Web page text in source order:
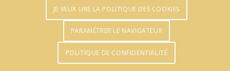
JE VEUX LIRE LA POLITIQUE DES COOKIES
PARAMÉTRER LE NAVIGATEUR
POLITIQUE DE CONFIDENTIALITÉ